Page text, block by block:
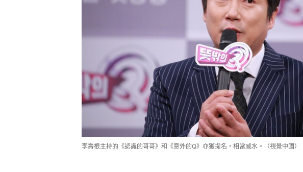
李壽根主持的《認識的哥哥》和《意外的Q》亦獲提名，相當威水。（視覺中國）